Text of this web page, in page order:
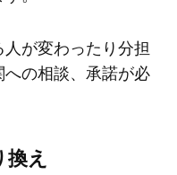
が変わったり分担
の相談、承諾が必
え